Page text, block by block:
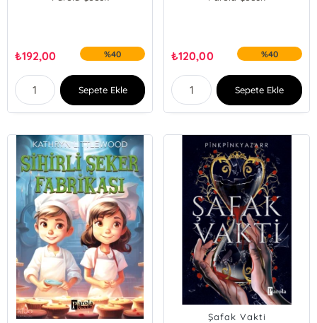
₺192,00 %40
Sepete Ekle
₺120,00 %40
Sepete Ekle
Şafak Vakti